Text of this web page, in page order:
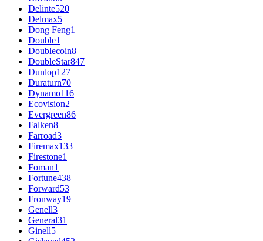
Delinte520
Delmax5
Dong Feng1
Double1
Doublecoin8
DoubleStar847
Dunlop127
Duraturn70
Dynamo116
Ecovision2
Evergreen86
Falken8
Farroad3
Firemax133
Firestone1
Foman1
Fortune438
Forward53
Fronway19
Genell3
General31
Ginell5